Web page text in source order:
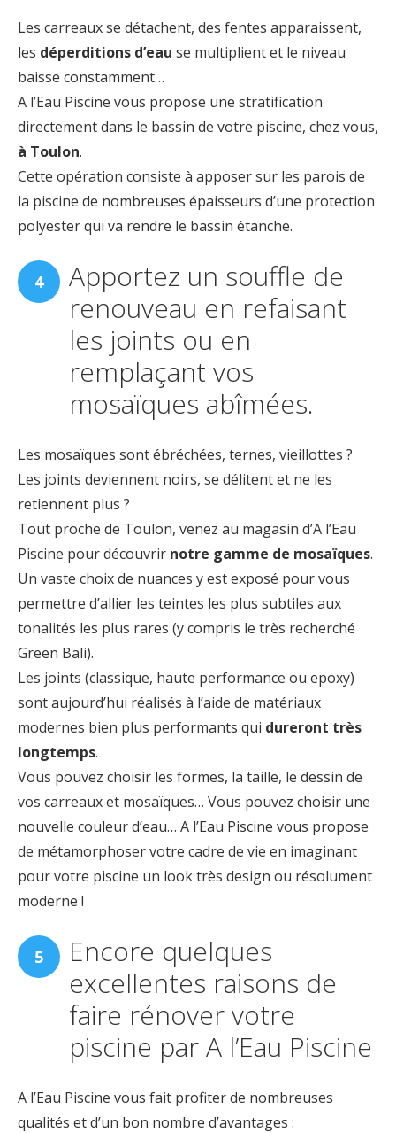
Les carreaux se détachent, des fentes apparaissent,
les déperditions d’eau se multiplient et le niveau
baisse constamment…
A l’Eau Piscine vous propose une stratification
directement dans le bassin de votre piscine, chez vous,
à Toulon.
Cette opération consiste à apposer sur les parois de
la piscine de nombreuses épaisseurs d’une protection
polyester qui va rendre le bassin étanche.
Apportez un souffle de
renouveau en refaisant
les joints ou en
remplaçant vos
mosaïques abîmées.
Les mosaïques sont ébréchées, ternes, vieillottes ?
Les joints deviennent noirs, se délitent et ne les
retiennent plus ?
Tout proche de Toulon, venez au magasin d’A l’Eau
Piscine pour découvrir notre gamme de mosaïques.
Un vaste choix de nuances y est exposé pour vous
permettre d’allier les teintes les plus subtiles aux
tonalités les plus rares (y compris le très recherché
Green Bali).
Les joints (classique, haute performance ou epoxy)
sont aujourd’hui réalisés à l’aide de matériaux
modernes bien plus performants qui dureront très
longtemps.
Vous pouvez choisir les formes, la taille, le dessin de
vos carreaux et mosaïques… Vous pouvez choisir une
nouvelle couleur d’eau… A l’Eau Piscine vous propose
de métamorphoser votre cadre de vie en imaginant
pour votre piscine un look très design ou résolument
moderne !
Encore quelques
excellentes raisons de
faire rénover votre
piscine par A l’Eau Piscine
A l’Eau Piscine vous fait profiter de nombreuses
qualités et d’un bon nombre d’avantages :